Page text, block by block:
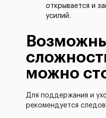
открывается и
усилий.
можно
Для поддержания и
рекомендуется